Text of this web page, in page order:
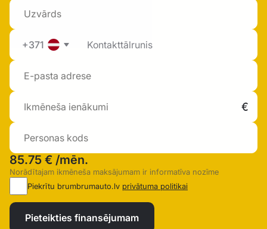
+371
85.75 € /mēn.
Norādītajam ikmēneša maksājumam ir informatīva nozīme
Piekrītu brumbrumauto.lv privātuma politikai
Pieteikties finansējumam